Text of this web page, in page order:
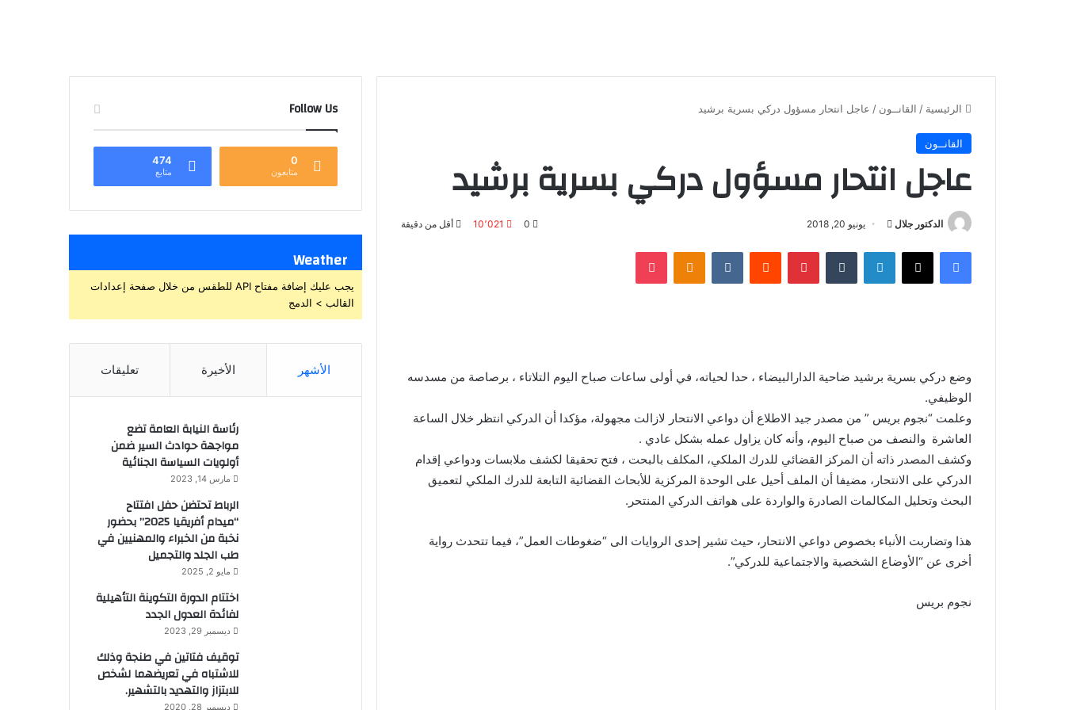
الرئيسية / القانــون / عاجل انتحار مسؤول دركي بسرية برشيد
القانــون
عاجل انتحار مسؤول دركي بسرية برشيد
الدكتور جلال
أرسل
إلكترونيا
يونيو 20, 2018 0 10٬021 أقل من دقيقة
فيسبوك X لينكدإن بينتيريست Odnoklassniki
بوكيت
وضع دركي بسرية برشيد ضاحية الدارالبيضاء ، حدا لحياته، في أولى ساعات صباح اليوم التلاتاء ، برصاصة من مسدسه
الوظيفي.
وعلمت “نجوم بريس ” من مصدر جيد الاطلاع أن دواعي الانتحار لازالت مجهولة، مؤكدا أن الدركي انتظر خلال الساعة
العاشرة والنصف من صباح اليوم، وأنه كان يزاول عمله بشكل عادي .
وكشف المصدر ذاته أن المركز القضائي للدرك الملكي، المكلف بالبحت ، فتح تحقيقا لكشف ملابسات ودواعي إقدام
الدركي على الانتحار، مضيفا أن الملف أحيل على الوحدة المركزية للأبحاث القضائية التابعة للدرك الملكي لتعميق
البحث وتحليل المكالمات الصادرة والواردة على هواتف الدركي المنتحر .
هذا وتضاربت الأنباء بخصوص دواعي الانتحار، حيث تشير إحدى الروايات الى “ضغوطات العمل”، فيما تتحدث رواية
أخرى عن “الأوضاع الشخصية والاجتماعية للدركي”.
نجوم بريس
Follow Us
0
متابعون
474
متابع
Weather
يجب عليك إضافة مفتاح API للطقس من خلال صفحة إعدادات
القالب > الدمج
الأشهر الأخيرة تعليقات
رئاسة النيابة العامة تضع
مواجهة حوادث السير ضمن
أولويات السياسة الجنائية
مارس 14, 2023
الرباط تحتضن حفل افتتاح
“ميدام أفريقيا 2025” بحضور
نخبة من الخبراء والمهنيين في
طب الجلد والتجميل
مايو 2, 2025
اختتام الدورة التكوينة التأهيلية
لفائدة العدول الجدد
ديسمبر 29, 2023
توقيف فتاتين في طنجة وذلك
للاشتباه في تعريضهما لشخص
للابتزاز والتهديد بالتشهير.
ديسمبر 28, 2020